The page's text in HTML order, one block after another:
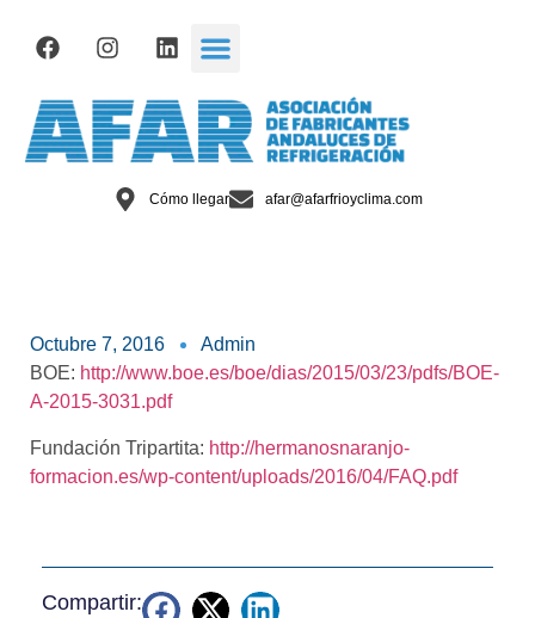
Cómo llegar afar@afarfrioyclima.com
Octubre 7, 2016
Admin
BOE: http://www.boe.es/boe/dias/2015/03/23/pdfs/BOE-
A-2015-3031.pdf
Fundación Tripartita: http://hermanosnaranjo-
formacion.es/wp-content/uploads/2016/04/FAQ.pdf
Compartir: